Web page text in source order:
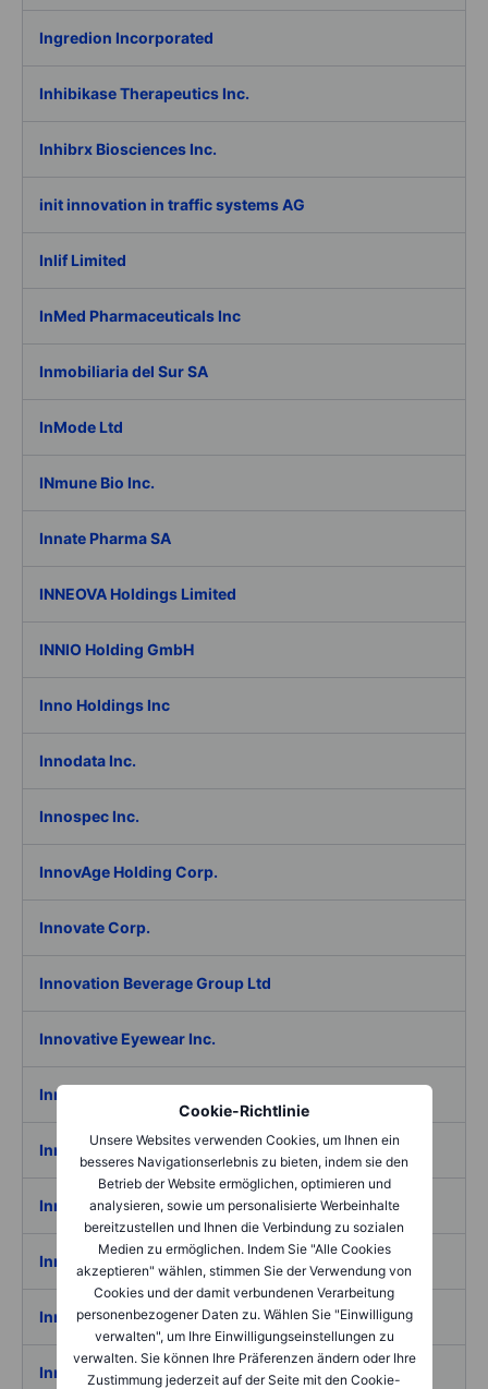
Cookie-Richtlinie
Unsere Websites verwenden Cookies, um Ihnen ein
besseres Navigationserlebnis zu bieten, indem sie den
Betrieb der Website ermöglichen, optimieren und
analysieren, sowie um personalisierte Werbeinhalte
bereitzustellen und Ihnen die Verbindung zu sozialen
Medien zu ermöglichen. Indem Sie "Alle Cookies
akzeptieren" wählen, stimmen Sie der Verwendung von
Cookies und der damit verbundenen Verarbeitung
personenbezogener Daten zu. Wählen Sie "Einwilligung
verwalten", um Ihre Einwilligungseinstellungen zu
verwalten. Sie können Ihre Präferenzen ändern oder Ihre
Zustimmung jederzeit auf der Seite mit den Cookie-
Ingredion Incorporated
Inhibikase Therapeutics Inc.
Inhibrx Biosciences Inc.
init innovation in traffic systems AG
Inlif Limited
InMed Pharmaceuticals Inc
Inmobiliaria del Sur SA
InMode Ltd
INmune Bio Inc.
Innate Pharma SA
INNEOVA Holdings Limited
INNIO Holding GmbH
Inno Holdings Inc
Innodata Inc.
Innospec Inc.
InnovAge Holding Corp.
Innovate Corp.
Innovation Beverage Group Ltd
Innovative Eyewear Inc.
Innovative Industrial Properties Inc. A
Innovative Solutions and Support Inc.
Innovex International Inc.
Innoviva Inc.
Innoviz Technologies Ltd
Innsuites Hospitality Trust